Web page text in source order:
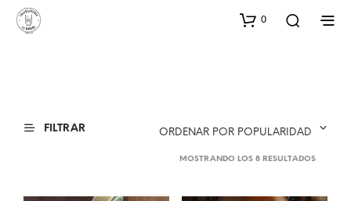
0
FILTRAR ORDENAR POR POPULARIDAD
MOSTRANDO LOS 8 RESULTADOS